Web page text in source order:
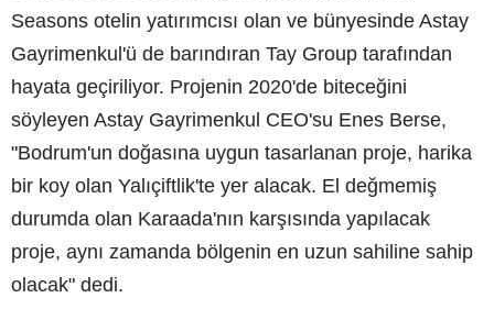
Seasons otelin yatırımcısı olan ve bünyesinde Astay
Gayrimenkul'ü de barındıran Tay Group tarafından
hayata geçiriliyor. Projenin 2020'de biteceğini
söyleyen Astay Gayrimenkul CEO'su Enes Berse,
"Bodrum'un doğasına uygun tasarlanan proje, harika
bir koy olan Yalıçiftlik'te yer alacak. El değmemiş
durumda olan Karaada'nın karşısında yapılacak
proje, aynı zamanda bölgenin en uzun sahiline sahip
olacak" dedi.